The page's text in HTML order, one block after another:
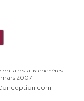
aux enchères
mars 2007